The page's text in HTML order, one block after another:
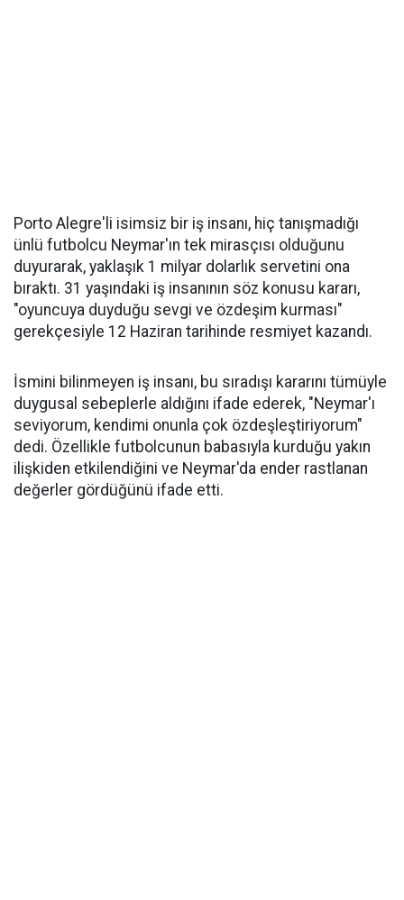
Porto Alegre'li isimsiz bir iş insanı, hiç tanışmadığı
ünlü futbolcu Neymar'ın tek mirasçısı olduğunu
duyurarak, yaklaşık 1 milyar dolarlık servetini ona
bıraktı. 31 yaşındaki iş insanının söz konusu kararı,
"oyuncuya duyduğu sevgi ve özdeşim kurması"
gerekçesiyle 12 Haziran tarihinde resmiyet kazandı.
İsmini bilinmeyen iş insanı, bu sıradışı kararını tümüyle
duygusal sebeplerle aldığını ifade ederek, "Neymar'ı
seviyorum, kendimi onunla çok özdeşleştiriyorum"
dedi. Özellikle futbolcunun babasıyla kurduğu yakın
ilişkiden etkilendiğini ve Neymar'da ender rastlanan
değerler gördüğünü ifade etti.